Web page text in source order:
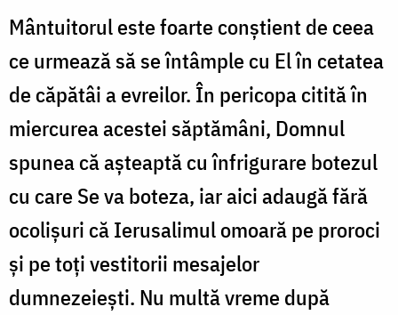
Mântuitorul este foarte conștient de ceea
ce urmează să se întâmple cu El în cetatea
de căpătâi a evreilor. În pericopa citită în
miercurea acestei săptămâni, Domnul
spunea că așteaptă cu înfrigurare botezul
cu care Se va boteza, iar aici adaugă fără
ocolișuri că Ierusalimul omoară pe proroci
și pe toți vestitorii mesajelor
dumnezeiești. Nu multă vreme după